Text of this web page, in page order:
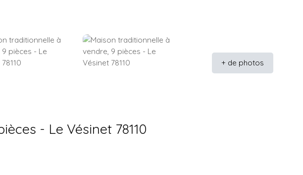
+ de photos
- Le Vésinet 78110